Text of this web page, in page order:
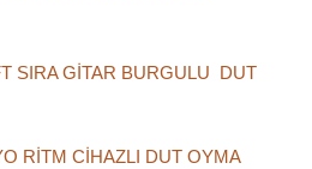
SIRA GİTAR BURGULU DUT
RİTM CİHAZLI DUT OYMA